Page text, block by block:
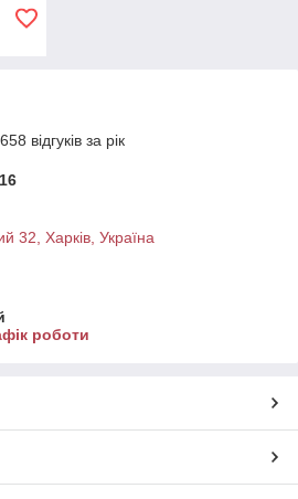
відгуків за рік
32, Харків, Україна
роботи